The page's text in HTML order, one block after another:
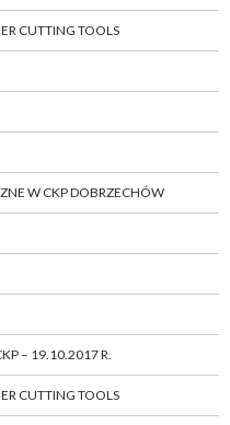
CUTTING TOOLS
W CKP DOBRZECHÓW
– 19.10.2017 R.
CUTTING TOOLS